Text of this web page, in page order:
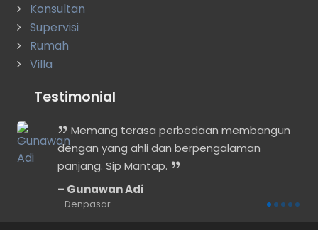
Konsultan
Supervisi
Rumah
Villa
Testimonial
Memang terasa perbedaan membangun
dengan yang ahli dan berpengalaman
panjang. Sip Mantap.
Gunawan Adi
Denpasar